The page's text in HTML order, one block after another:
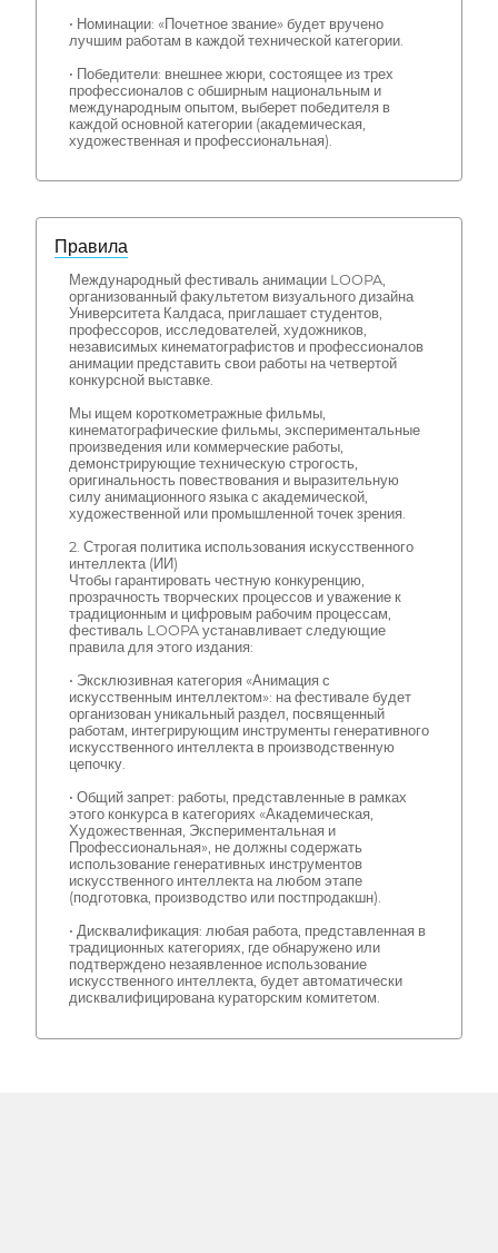
• Номинации: «Почетное звание» будет вручено
лучшим работам в каждой технической категории.
• Победители: внешнее жюри, состоящее из трех
профессионалов с обширным национальным и
международным опытом, выберет победителя в
каждой основной категории (академическая,
художественная и профессиональная).
Правила
Международный фестиваль анимации LOOPA,
организованный факультетом визуального дизайна
Университета Калдаса, приглашает студентов,
профессоров, исследователей, художников,
независимых кинематографистов и профессионалов
анимации представить свои работы на четвертой
конкурсной выставке.
Мы ищем короткометражные фильмы,
кинематографические фильмы, экспериментальные
произведения или коммерческие работы,
демонстрирующие техническую строгость,
оригинальность повествования и выразительную
силу анимационного языка с академической,
художественной или промышленной точек зрения.
2. Строгая политика использования искусственного
интеллекта (ИИ)
Чтобы гарантировать честную конкуренцию,
прозрачность творческих процессов и уважение к
традиционным и цифровым рабочим процессам,
фестиваль LOOPA устанавливает следующие
правила для этого издания:
• Эксклюзивная категория «Анимация с
искусственным интеллектом»: на фестивале будет
организован уникальный раздел, посвященный
работам, интегрирующим инструменты генеративного
искусственного интеллекта в производственную
цепочку.
• Общий запрет: работы, представленные в рамках
этого конкурса в категориях «Академическая,
Художественная, Экспериментальная и
Профессиональная», не должны содержать
использование генеративных инструментов
искусственного интеллекта на любом этапе
(подготовка, производство или постпродакшн).
• Дисквалификация: любая работа, представленная в
традиционных категориях, где обнаружено или
подтверждено незаявленное использование
искусственного интеллекта, будет автоматически
дисквалифицирована кураторским комитетом.